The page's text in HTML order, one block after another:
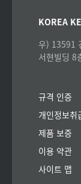
KOREA
우) 13591
서현빌딩 8
규격 인증
개인정보취
제품 보증
이용 약관
사이트 맵